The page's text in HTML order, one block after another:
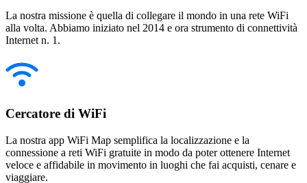
La nostra missione è quella di collegare il mondo in una rete WiFi
alla volta. Abbiamo iniziato nel 2014 e ora strumento di connettività
Internet n. 1.
Cercatore di WiFi
La nostra app WiFi Map semplifica la localizzazione e la
connessione a reti WiFi gratuite in modo da poter ottenere Internet
veloce e affidabile in movimento in luoghi che fai acquisti, cenare e
viaggiare.